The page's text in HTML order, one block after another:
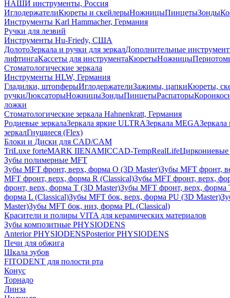
НАШИ инструменты, Россия
ИглодержателиКюреты и скейлерыНожницыПинцетыЗонды
Инструменты Karl Hammacher, Германия
Ручки для лезвий
Инструменты Hu-Friedy, США
ДолотоЗеркала и ручки для зеркалДополнительные
лифтингаКассеты для инструментаКюретыНожницы
Стоматологические зеркала
Инструменты HLW, Германия
Гладилки, штопферыИглодержателиЗажимы, цапкиКюреты,
ручкиЛюксаторыНожницыЗондыПинцетыРаспаторы
ложки
Стоматологические зеркала Hahnenkratt, Германия
Родиевые зеркалаЗеркала яркие ULTRAЗеркала MEGAЗеркала
зеркалГнущиеся (Flex)
Блоки и Диски для CAD/CAM
TriLuxe forteMARK IIENAMICCAD-TempRealLifeЦиркониевые
Зубы полимерные MFT
Зубы MFT фронт, верх, форма O (3D Master)Зубы MFT фронт,
MFT фронт, верх, форма R (Classical)Зубы MFT фронт, верх,
фронт, верх, форма T (3D Master)Зубы MFT фронт, верх, форма
форма L (Classical)Зубы MFT бок, верх, форма PU (3D Master)
Master)Зубы MFT бок, низ, форма PL (Classical)
Красители и полиры VITA для керамических материалов
Зубы композитные PHYSIODENS
Anterior PHYSIODENSPosterior PHYSIODENS
Печи для обжига
Шкала зубов
FITODENT для полости рта
Конус
Торнадо
Линза